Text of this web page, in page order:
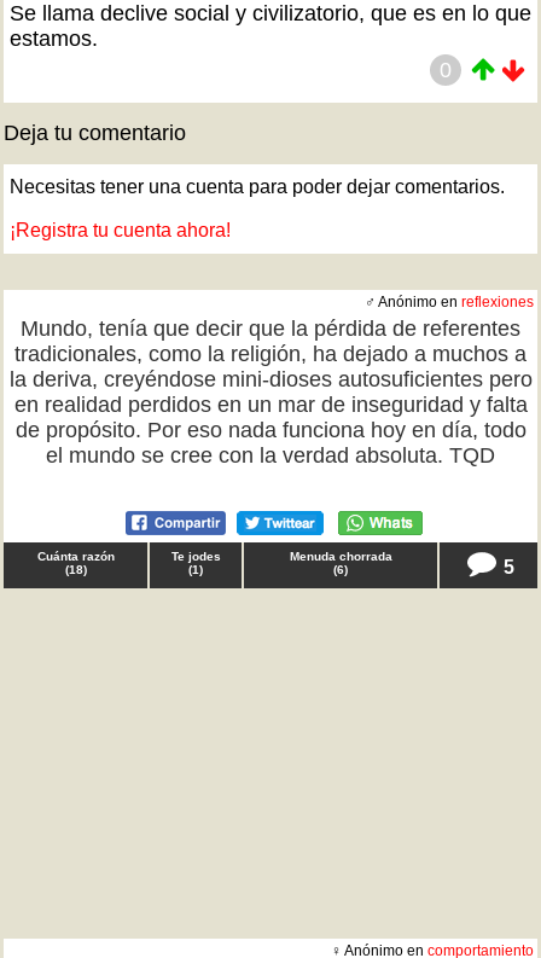
Se llama declive social y civilizatorio, que es en lo que
estamos.
0
Deja tu comentario
Necesitas tener una cuenta para poder dejar comentarios.
¡Registra tu cuenta ahora!
♂ Anónimo en reflexiones
Mundo, tenía que decir que la pérdida de referentes
tradicionales, como la religión, ha dejado a muchos a
la deriva, creyéndose mini-dioses autosuficientes pero
en realidad perdidos en un mar de inseguridad y falta
de propósito. Por eso nada funciona hoy en día, todo
el mundo se cree con la verdad absoluta. TQD
Cuánta razón
(18)
Te jodes
(1)
Menuda chorrada
(6) 5
♀ Anónimo en comportamiento